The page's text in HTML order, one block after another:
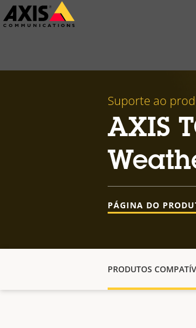
Pular
para
Suporte ao
AXIS
PÁGINA DO
PRODUTOS